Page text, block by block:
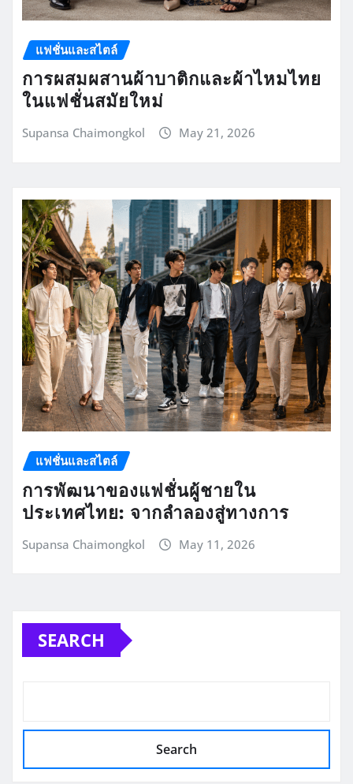
แฟชั่นและสไตล์
การผสมผสานผ้าบาติกและผ้าไหมไทย
ในแฟชั่นสมัยใหม่
Supansa Chaimongkol May 21, 2026
แฟชั่นและสไตล์
การพัฒนาของแฟชั่นผู้ชายใน
ประเทศไทย: จากลำลองสู่ทางการ
Supansa Chaimongkol May 11, 2026
SEARCH
Search